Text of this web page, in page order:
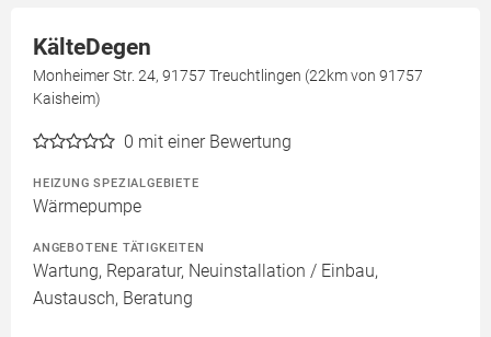
KälteDegen
Monheimer Str. 24, 91757 Treuchtlingen (22km von 91757
Kaisheim)
0 mit einer Bewertung
HEIZUNG SPEZIALGEBIETE
Wärmepumpe
ANGEBOTENE TÄTIGKEITEN
Wartung, Reparatur, Neuinstallation / Einbau,
Austausch, Beratung